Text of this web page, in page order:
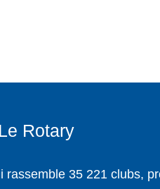
Le Rotary
35 221 clubs,